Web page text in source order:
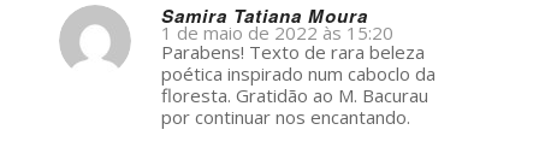
Samira Tatiana Moura
s
ays:
1 de maio de 2022 às 15:20
Parabens! Texto de rara beleza
poética inspirado num caboclo da
floresta. Gratidão ao M. Bacurau
por continuar nos encantando.